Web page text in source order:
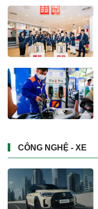
CÔNG NGHỆ - XE